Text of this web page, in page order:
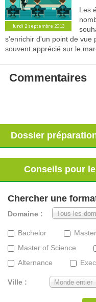
lundi 2 septembre 2013
Les
s'enrichir d'un point de vue
souvent apprécié sur le
Commentaires
Dossier
Conseils pour
Chercher une
Domaine : Tous les
Bachelor Master
Master of Science
Alternance
Ville : Monde entier